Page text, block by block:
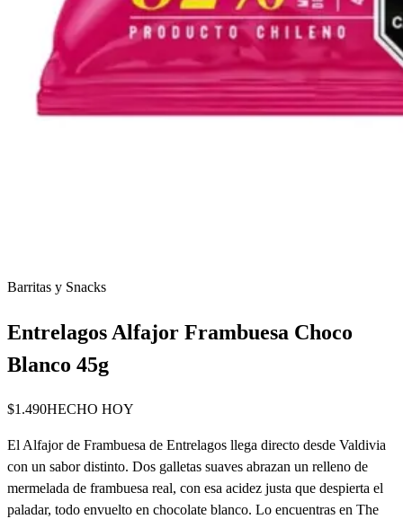
Barritas y Snacks
Entrelagos Alfajor Frambuesa Choco
Blanco 45g
$1.490HECHO HOY
El Alfajor de Frambuesa de Entrelagos llega directo desde Valdivia
con un sabor distinto. Dos galletas suaves abrazan un relleno de
mermelada de frambuesa real, con esa acidez justa que despierta el
paladar, todo envuelto en chocolate blanco. Lo encuentras en The